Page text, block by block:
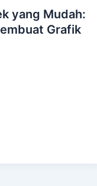
yang Mudah:
Grafik